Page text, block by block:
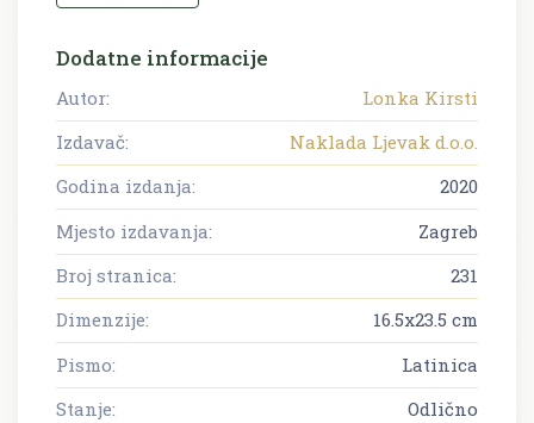
Dodatne informacije
Autor:
Lonka Kirsti
Izdavač:
Naklada Ljevak d.o.o.
Godina izdanja:
2020
Mjesto izdavanja:
Zagreb
Broj stranica:
231
Dimenzije:
16.5x23.5 cm
Pismo:
Latinica
Stanje:
Odlično